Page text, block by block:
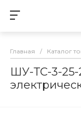
Главная / Каталог
ШУ-ТС-3-